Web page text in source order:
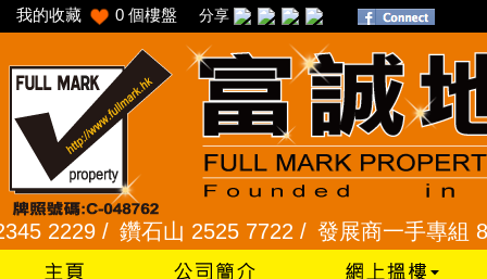
我的收藏 0 個樓盤 分享
/鑽石山 2525 7722 /發展商一手專組 8101